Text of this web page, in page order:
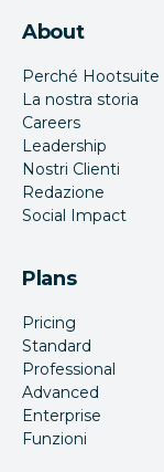
About
Perché Hootsuite
La nostra storia
Careers
Leadership
Nostri Clienti
Redazione
Social Impact
Plans
Pricing
Standard
Professional
Advanced
Enterprise
Funzioni